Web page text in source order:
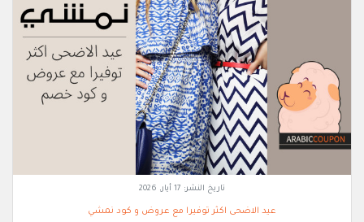
تاريخ النشر: 17 أيار, 2026
عيد الاضحى اكثر توفيرا مع عروض و كود نمشي